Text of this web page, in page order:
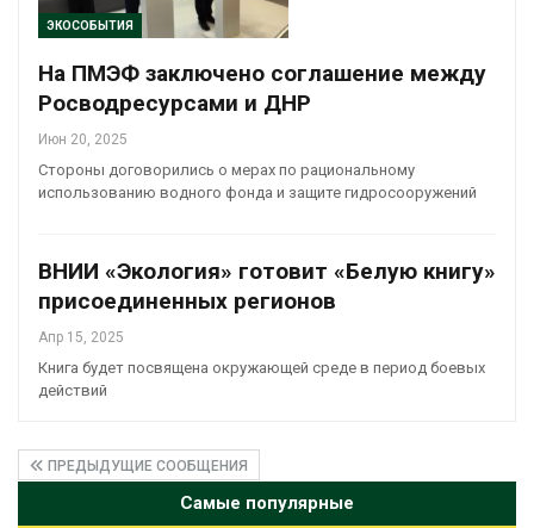
ЭКОСОБЫТИЯ
На ПМЭФ заключено соглашение между
Росводресурсами и ДНР
Июн 20, 2025
Стороны договорились о мерах по рациональному
использованию водного фонда и защите гидросооружений
ВНИИ «Экология» готовит «Белую книгу»
присоединенных регионов
Апр 15, 2025
Книга будет посвящена окружающей среде в период боевых
действий
ПРЕДЫДУЩИЕ СООБЩЕНИЯ
Самые популярные